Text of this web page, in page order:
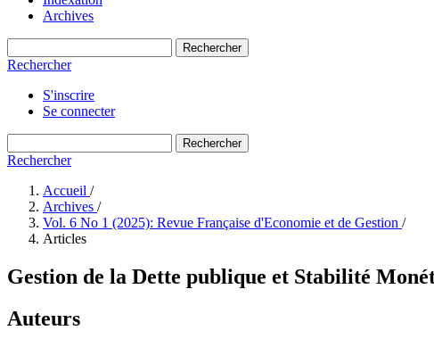
Archives
Rechercher
Rechercher
S'inscrire
Se connecter
Rechercher
Rechercher
Accueil /
Archives /
Vol. 6 No 1 (2025): Revue Française d'Economie et de Gestion /
Articles
Gestion de la Dette publique et Stabilité
Auteurs